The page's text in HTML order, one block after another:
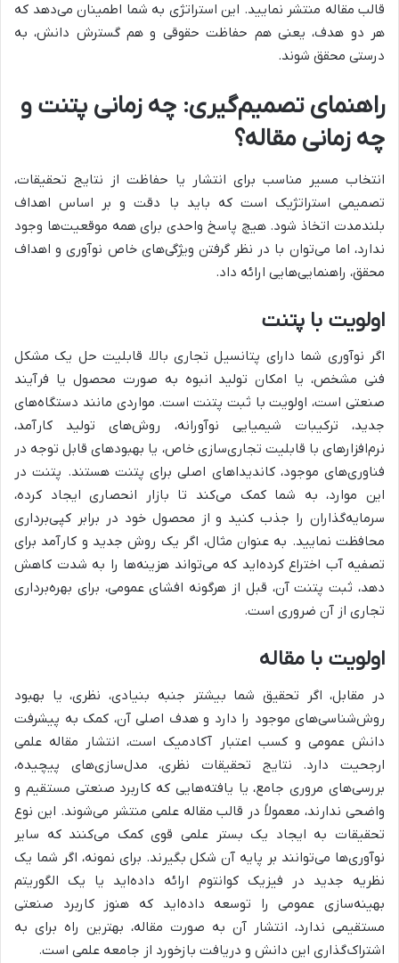
قالب مقاله منتشر نمایید. این استراتژی به شما اطمینان می‌دهد که
هر دو هدف، یعنی هم حفاظت حقوقی و هم گسترش دانش، به
درستی محقق شوند.
راهنمای تصمیم‌گیری: چه زمانی پتنت و
چه زمانی مقاله؟
انتخاب مسیر مناسب برای انتشار یا حفاظت از نتایج تحقیقات،
تصمیمی استراتژیک است که باید با دقت و بر اساس اهداف
بلندمدت اتخاذ شود. هیچ پاسخ واحدی برای همه موقعیت‌ها وجود
ندارد، اما می‌توان با در نظر گرفتن ویژگی‌های خاص نوآوری و اهداف
محقق، راهنمایی‌هایی ارائه داد.
اولویت با پتنت
اگر نوآوری شما دارای پتانسیل تجاری بالا، قابلیت حل یک مشکل
فنی مشخص، یا امکان تولید انبوه به صورت محصول یا فرآیند
صنعتی است، اولویت با ثبت پتنت است. مواردی مانند دستگاه‌های
جدید، ترکیبات شیمیایی نوآورانه، روش‌های تولید کارآمد،
نرم‌افزارهای با قابلیت تجاری‌سازی خاص، یا بهبودهای قابل توجه در
فناوری‌های موجود، کاندیداهای اصلی برای پتنت هستند. پتنت در
این موارد، به شما کمک می‌کند تا بازار انحصاری ایجاد کرده،
سرمایه‌گذاران را جذب کنید و از محصول خود در برابر کپی‌برداری
محافظت نمایید. به عنوان مثال، اگر یک روش جدید و کارآمد برای
تصفیه آب اختراع کرده‌اید که می‌تواند هزینه‌ها را به شدت کاهش
دهد، ثبت پتنت آن، قبل از هرگونه افشای عمومی، برای بهره‌برداری
تجاری از آن ضروری است.
اولویت با مقاله
در مقابل، اگر تحقیق شما بیشتر جنبه بنیادی، نظری، یا بهبود
روش‌شناسی‌های موجود را دارد و هدف اصلی آن، کمک به پیشرفت
دانش عمومی و کسب اعتبار آکادمیک است، انتشار مقاله علمی
ارجحیت دارد. نتایج تحقیقات نظری، مدل‌سازی‌های پیچیده،
بررسی‌های مروری جامع، یا یافته‌هایی که کاربرد صنعتی مستقیم و
واضحی ندارند، معمولاً در قالب مقاله علمی منتشر می‌شوند. این نوع
تحقیقات به ایجاد یک بستر علمی قوی کمک می‌کنند که سایر
نوآوری‌ها می‌توانند بر پایه آن شکل بگیرند. برای نمونه، اگر شما یک
نظریه جدید در فیزیک کوانتوم ارائه داده‌اید یا یک الگوریتم
بهینه‌سازی عمومی را توسعه داده‌اید که هنوز کاربرد صنعتی
مستقیمی ندارد، انتشار آن به صورت مقاله، بهترین راه برای به
اشتراک‌گذاری این دانش و دریافت بازخورد از جامعه علمی است.